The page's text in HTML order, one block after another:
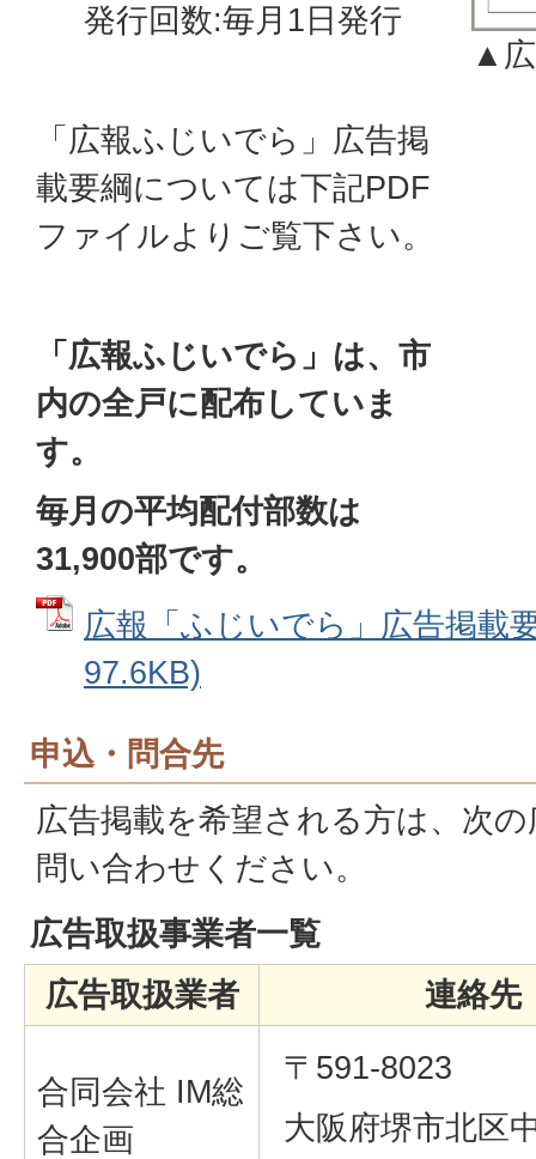
▲
発行回数:毎月1日発行
「広報ふじいでら」広告掲
載要綱については下記PDF
ファイルよりご覧下さい。
「広報ふじいでら」は、市
内の全戸に配布していま
す。
毎月の平均配付部数は
31,900部です。
広報「ふじいでら」広告掲載
97.6KB)
申込・問合先
広告掲載を希望される方は、次
問い合わせください。
広告取扱事業者一覧
広告取扱業者
連絡先
合同会社 IM総
合企画
〒591-8023
大阪府堺市北区